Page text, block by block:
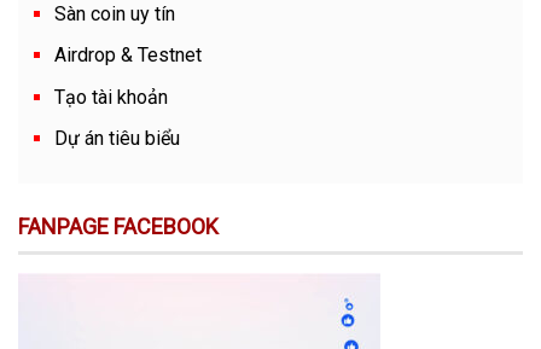
Sàn coin uy tín
Airdrop & Testnet
Tạo tài khoản
Dự án tiêu biểu
FANPAGE FACEBOOK